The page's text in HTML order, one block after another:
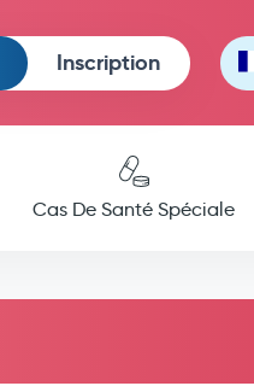
Inscription
Cas De Santé Spéciale